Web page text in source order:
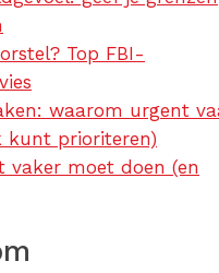
Top FBI-
waarom urgent
kunt prioriteren)
vaker moet doen (en